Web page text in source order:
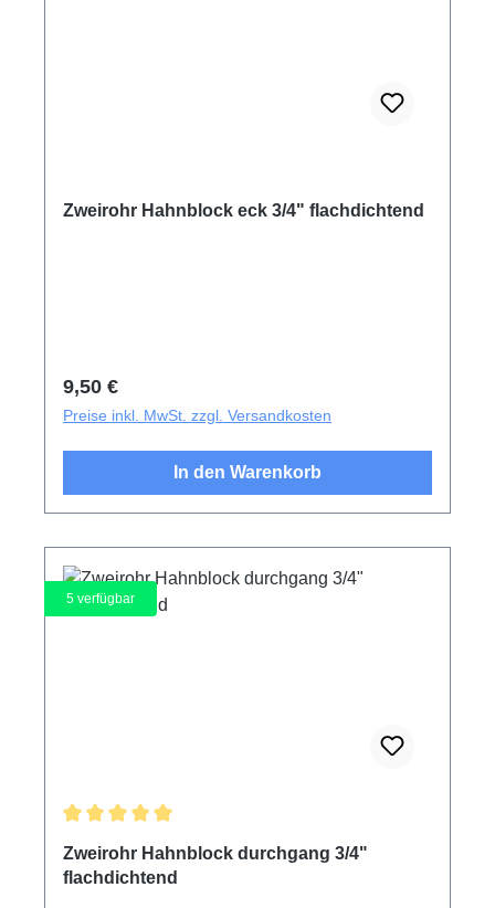
Zweirohr Hahnblock eck 3/4" flachdichtend
Regulärer Preis:
9,50 €
Preise inkl. MwSt. zzgl. Versandkosten
In den Warenkorb
5 verfügbar
Zweirohr Hahnblock durchgang 3/4"
flachdichtend